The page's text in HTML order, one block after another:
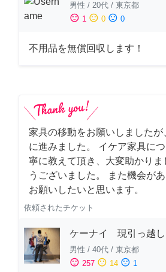
男性 / 20代 / 東京都
sentiment_satisfied 1 sentiment_neutral 0 sentiment_dissatisfied 0
不用品を無償回収します！
家具の移動をお願いしました
に進みました。 イケア家具に
寧に教えて頂き、大変助かりま
うございました。 また機会が
お願いしたいと思います。
依頼されたチケット
ケーナイ 現引っ越し
男性 / 40代 / 東京都
sentiment_satisfied 257 sentiment_neutral 14 sentiment_dissatisfied 1